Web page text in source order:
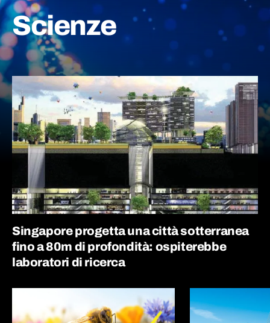
Scienze
Singapore progetta una città sotterranea
fino a 80m di profondità: ospiterebbe
laboratori di ricerca